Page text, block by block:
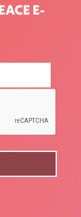
E-